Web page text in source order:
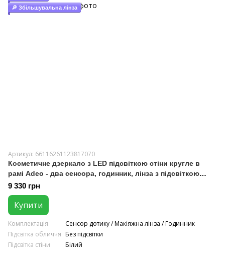
🔎 Збільшувальна лінза
Артикул: 66116261123817070
Косметичне дзеркало з LED підсвіткою стіни кругле в
рамі Adeo - два сенсора, годинник, лінза з підсвіткою
#adlwf
9 330 грн
Купити
Комплектація
Сенсор дотику / Макіяжна лінза / Годинник
Підсвітка обличчя Без підсвітки
Підсвітка стіни
Білий